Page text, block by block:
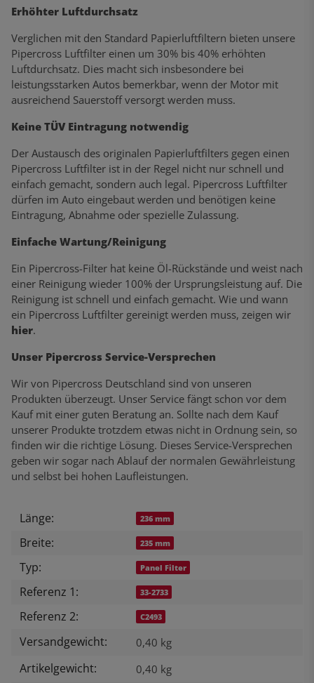
Erhöhter Luftdurchsatz
Verglichen mit den Standard Papierluftfiltern bieten unsere
Pipercross Luftfilter einen um 30% bis 40% erhöhten
Luftdurchsatz. Dies macht sich insbesondere bei
leistungsstarken Autos bemerkbar, wenn der Motor mit
ausreichend Sauerstoff versorgt werden muss.
Keine TÜV Eintragung notwendig
Der Austausch des originalen Papierluftfilters gegen einen
Pipercross Luftfilter ist in der Regel nicht nur schnell und
einfach gemacht, sondern auch legal. Pipercross Luftfilter
dürfen im Auto eingebaut werden und benötigen keine
Eintragung, Abnahme oder spezielle Zulassung.
Einfache Wartung/Reinigung
Ein Pipercross-Filter hat keine Öl-Rückstände und weist nach
einer Reinigung wieder 100% der Ursprungsleistung auf. Die
Reinigung ist schnell und einfach gemacht. Wie und wann
ein Pipercross Luftfilter gereinigt werden muss, zeigen wir
hier.
Unser Pipercross Service-Versprechen
Wir von Pipercross Deutschland sind von unseren
Produkten überzeugt. Unser Service fängt schon vor dem
Kauf mit einer guten Beratung an. Sollte nach dem Kauf
unserer Produkte trotzdem etwas nicht in Ordnung sein, so
finden wir die richtige Lösung. Dieses Service-Versprechen
geben wir sogar nach Ablauf der normalen Gewährleistung
und selbst bei hohen Laufleistungen.
Produkteigenschaft
Wert
Länge: 236 mm
Breite: 235 mm
Typ: Panel Filter
Referenz 1: 33-2733
Referenz 2: C2493
Versandgewicht: 0,40 kg
Artikelgewicht: 0,40 kg